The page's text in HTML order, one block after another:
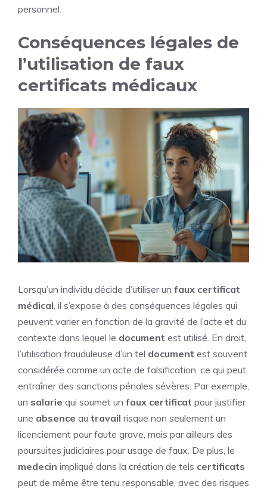
personnel.
Conséquences légales de
l’utilisation de faux
certificats médicaux
Lorsqu’un individu décide d’utiliser un faux certificat
médical , il s’expose à des conséquences légales qui
peuvent varier en fonction de la gravité de l’acte et du
contexte dans lequel le document est utilisé. En droit,
l’utilisation frauduleuse d’un tel document est souvent
considérée comme un acte de falsification, ce qui peut
entraîner des sanctions pénales sévères. Par exemple,
un salarie qui soumet un faux certificat pour justifier
une absence au travail risque non seulement un
licenciement pour faute grave, mais par ailleurs des
poursuites judiciaires pour usage de faux. De plus, le
medecin impliqué dans la création de tels certificats
peut de même être tenu responsable, avec des risques